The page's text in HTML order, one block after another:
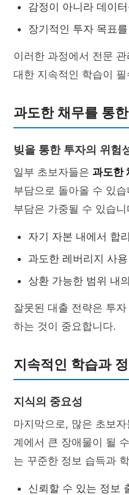
감정이 아니라 데이
장기적인 투자 목표
이러한 과정에서 전문
대한 지속적인 학습이
과도한 채무를 통
빚을 통한 투자의 위험
일부 초보자들은 과도한
부담으로 돌아올 수 있
부담은 가중될 수 있습니
자기 자본 내에서 합
과도한 레버리지 사용
상환 가능한 범위 내
잘못된 대출 전략은 투
하는 것이 중요합니다.
지속적인 학습과
지식의 중요성
마지막으로, 많은 초보자
계에서 큰 장애물이 될
는 꾸준한 정보 습득과
신뢰할 수 있는 정보